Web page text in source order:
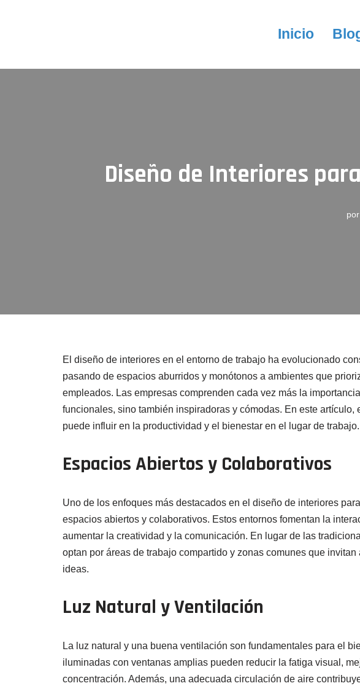
contenido
Inicio
Diseño de Interiores
por
El diseño de interiores en el entorno de trabajo ha evolucionado
pasando de espacios aburridos y monótonos a ambientes que
empleados. Las empresas comprenden cada vez más la
funcionales, sino también inspiradoras y cómodas. En este
puede influir en la productividad y el bienestar en el lugar de trabajo.
Espacios Abiertos y Colaborativos
Uno de los enfoques más destacados en el diseño de interiores
espacios abiertos y colaborativos. Estos entornos fomentan la
aumentar la creatividad y la comunicación. En lugar de las
optan por áreas de trabajo compartido y zonas comunes que
ideas.
Luz Natural y Ventilación
La luz natural y una buena ventilación son fundamentales para el
iluminadas con ventanas amplias pueden reducir la fatiga visual,
concentración. Además, una adecuada circulación de aire